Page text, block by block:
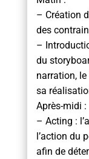
– Création
des
–
du
narration,
sa
Après-midi :
– Acting :
l’action du
afin de